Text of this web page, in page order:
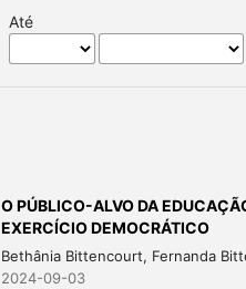
Até
O PÚBLICO-ALVO DA
EXERCÍCIO DEMOCRÁTICO
Bethânia Bittencourt, Fernanda
2024-09-03